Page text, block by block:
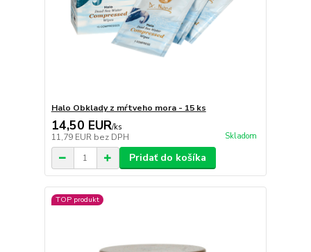
Halo Obklady z mŕtveho mora - 15 ks
14,50 EUR/ks
11,79 EUR bez DPH Skladom
Pridať do košíka
TOP produkt